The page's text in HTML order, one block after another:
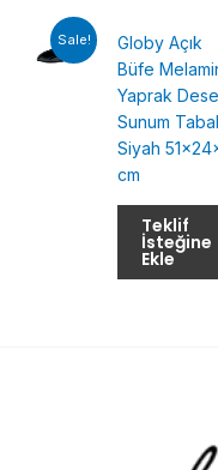
Sale!
Globy Açık
Büfe
Yaprak
Sunum
Siyah
cm
Teklif
İsteğine
Ekle